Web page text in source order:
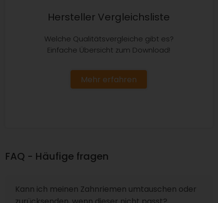
Hersteller Vergleichsliste
Welche Qualitätsvergleiche gibt es?
Einfache Übersicht zum Download!
Mehr erfahren
FAQ - Häufige fragen
Kann ich meinen Zahnriemen umtauschen oder